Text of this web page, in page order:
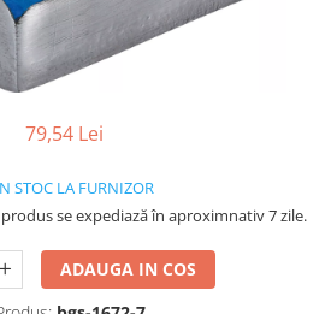
79,54 Lei
STOC LA FURNIZOR
se expediază în aproximnativ 7 zile.
ADAUGA IN COS